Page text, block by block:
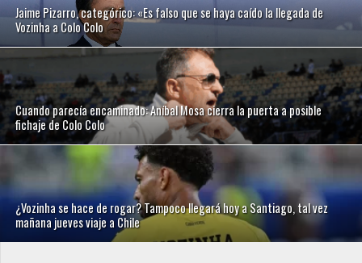
Jaime Pizarro, categórico: «Es falso que se haya caído la llegada de
Vozinha a Colo Colo
Cuando parecía encaminado: Aníbal Mosa cierra la puerta a posible
fichaje de Colo Colo
¿Vozinha se hace de rogar? Tampoco llegará hoy a Santiago, tal vez
mañana jueves viaje a Chile